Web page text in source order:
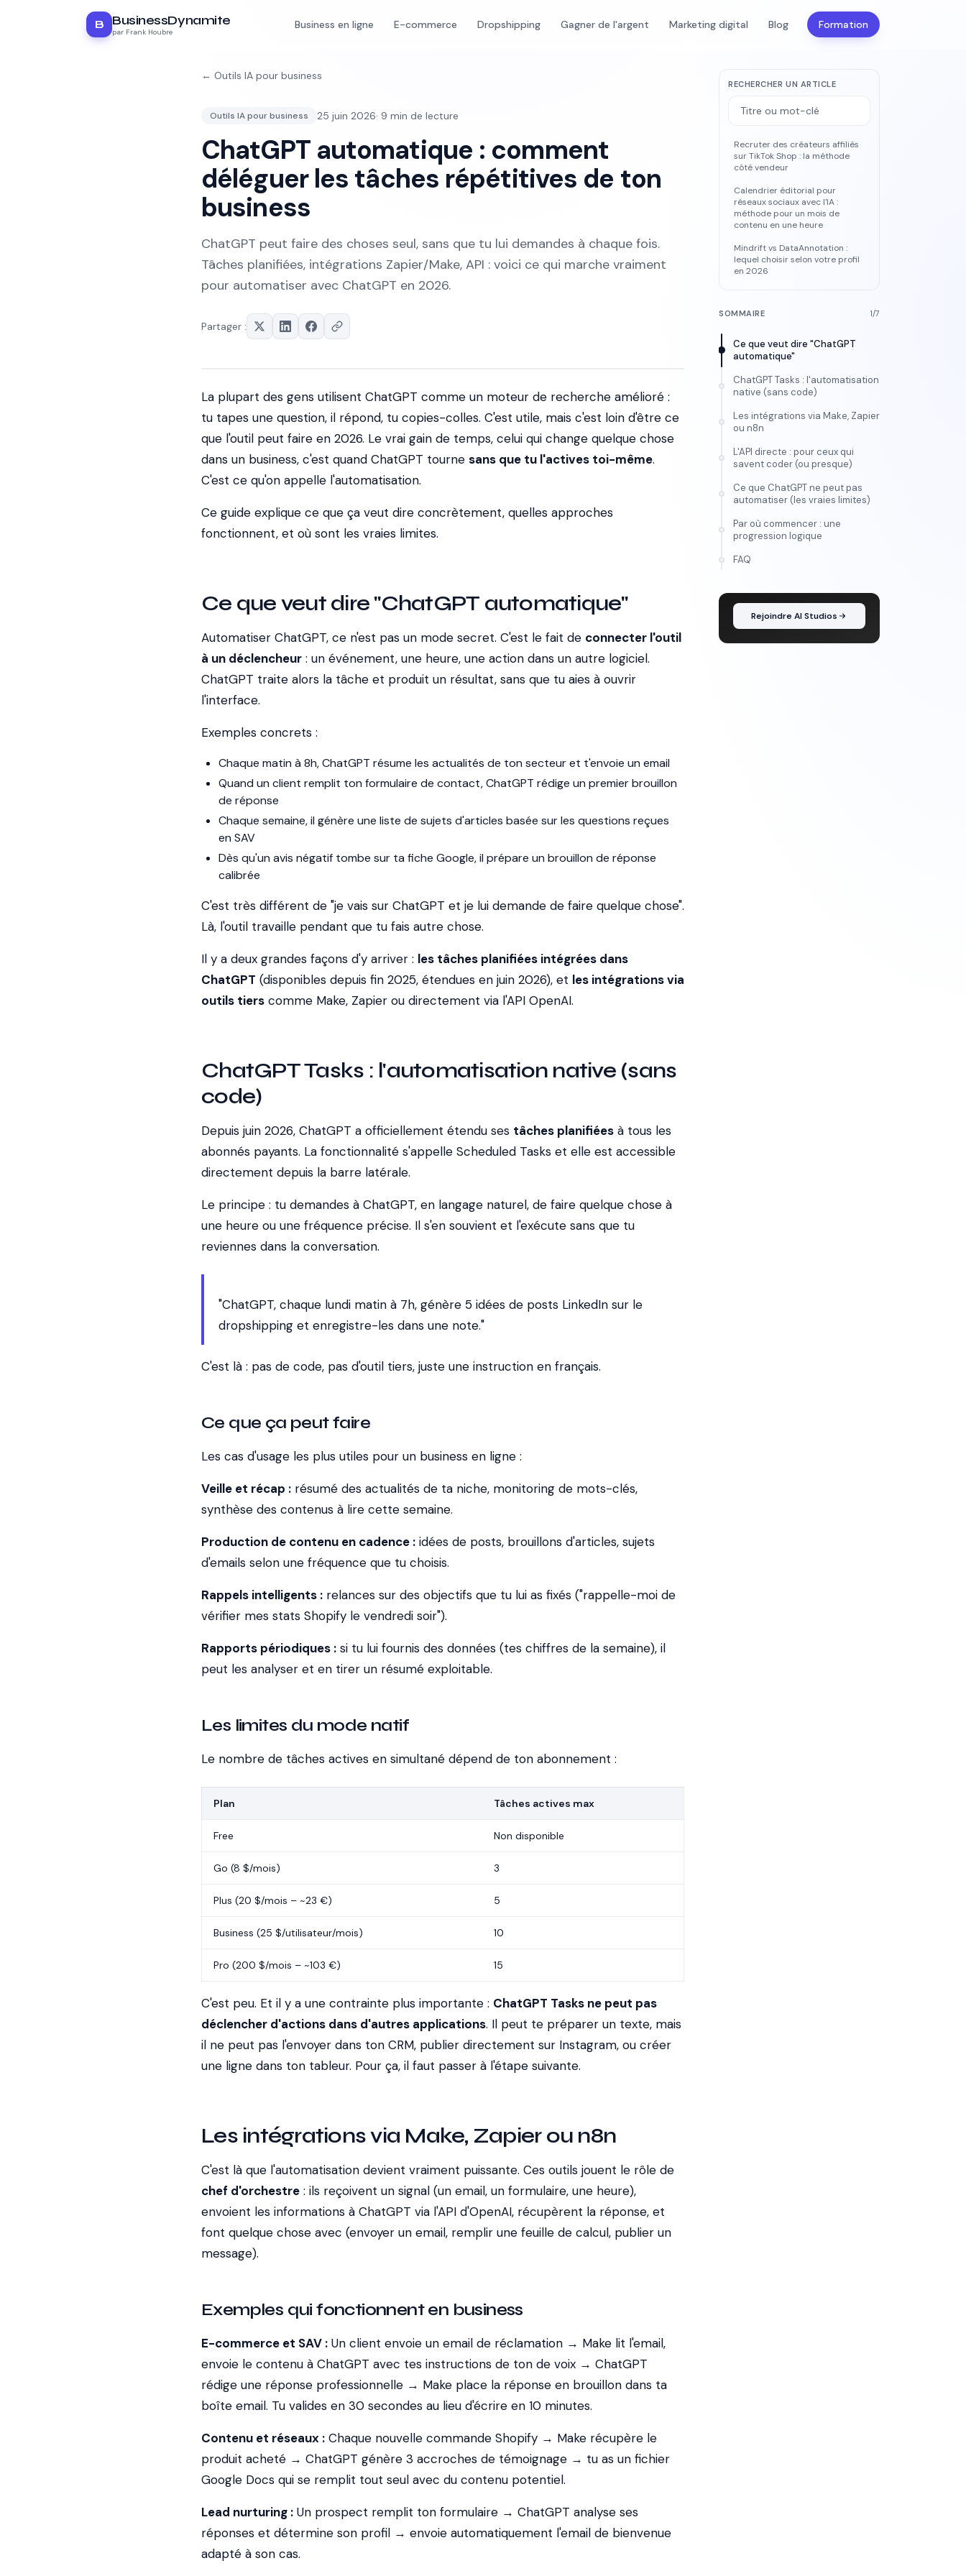
B BusinessDynamite
par Frank Houbre
Business en ligne E-commerce Dropshipping Gagner de l'argent Marketing digital Blog Formation
← Outils IA pour business
Outils IA pour business 25 juin 2026· 9 min de lecture
ChatGPT automatique : comment
déléguer les tâches répétitives de ton
business
ChatGPT peut faire des choses seul, sans que tu lui demandes à chaque fois.
Tâches planifiées, intégrations Zapier/Make, API : voici ce qui marche vraiment
pour automatiser avec ChatGPT en 2026.
Partager :
La plupart des gens utilisent ChatGPT comme un moteur de recherche amélioré :
tu tapes une question, il répond, tu copies-colles. C'est utile, mais c'est loin d'être ce
que l'outil peut faire en 2026. Le vrai gain de temps, celui qui change quelque chose
dans un business, c'est quand ChatGPT tourne sans que tu l'actives toi-même.
C'est ce qu'on appelle l'automatisation.
Ce guide explique ce que ça veut dire concrètement, quelles approches
fonctionnent, et où sont les vraies limites.
Ce que veut dire "ChatGPT automatique"
Automatiser ChatGPT, ce n'est pas un mode secret. C'est le fait de connecter l'outil
à un déclencheur : un événement, une heure, une action dans un autre logiciel.
ChatGPT traite alors la tâche et produit un résultat, sans que tu aies à ouvrir
l'interface.
Exemples concrets :
Chaque matin à 8h, ChatGPT résume les actualités de ton secteur et t'envoie un email
Quand un client remplit ton formulaire de contact, ChatGPT rédige un premier brouillon
de réponse
Chaque semaine, il génère une liste de sujets d'articles basée sur les questions reçues
en SAV
Dès qu'un avis négatif tombe sur ta fiche Google, il prépare un brouillon de réponse
calibrée
C'est très différent de "je vais sur ChatGPT et je lui demande de faire quelque chose".
Là, l'outil travaille pendant que tu fais autre chose.
Il y a deux grandes façons d'y arriver : les tâches planifiées intégrées dans
ChatGPT (disponibles depuis fin 2025, étendues en juin 2026), et les intégrations via
outils tiers comme Make, Zapier ou directement via l'API OpenAI.
ChatGPT Tasks : l'automatisation native (sans
code)
Depuis juin 2026, ChatGPT a officiellement étendu ses tâches planifiées à tous les
abonnés payants. La fonctionnalité s'appelle Scheduled Tasks et elle est accessible
directement depuis la barre latérale.
Le principe : tu demandes à ChatGPT, en langage naturel, de faire quelque chose à
une heure ou une fréquence précise. Il s'en souvient et l'exécute sans que tu
reviennes dans la conversation.
"ChatGPT, chaque lundi matin à 7h, génère 5 idées de posts LinkedIn sur le
dropshipping et enregistre-les dans une note."
C'est là : pas de code, pas d'outil tiers, juste une instruction en français.
Ce que ça peut faire
Les cas d'usage les plus utiles pour un business en ligne :
Veille et récap : résumé des actualités de ta niche, monitoring de mots-clés,
synthèse des contenus à lire cette semaine.
Production de contenu en cadence : idées de posts, brouillons d'articles, sujets
d'emails selon une fréquence que tu choisis.
Rappels intelligents : relances sur des objectifs que tu lui as fixés ("rappelle-moi de
vérifier mes stats Shopify le vendredi soir").
Rapports périodiques : si tu lui fournis des données (tes chiffres de la semaine), il
peut les analyser et en tirer un résumé exploitable.
Les limites du mode natif
Le nombre de tâches actives en simultané dépend de ton abonnement :
Plan Tâches actives max
Free Non disponible
Go (8 $/mois) 3
Plus (20 $/mois – ~23 €) 5
Business (25 $/utilisateur/mois) 10
Pro (200 $/mois – ~103 €) 15
C'est peu. Et il y a une contrainte plus importante : ChatGPT Tasks ne peut pas
déclencher d'actions dans d'autres applications. Il peut te préparer un texte, mais
il ne peut pas l'envoyer dans ton CRM, publier directement sur Instagram, ou créer
une ligne dans ton tableur. Pour ça, il faut passer à l'étape suivante.
Les intégrations via Make, Zapier ou n8n
C'est là que l'automatisation devient vraiment puissante. Ces outils jouent le rôle de
chef d'orchestre : ils reçoivent un signal (un email, un formulaire, une heure),
envoient les informations à ChatGPT via l'API d'OpenAI, récupèrent la réponse, et
font quelque chose avec (envoyer un email, remplir une feuille de calcul, publier un
message).
Exemples qui fonctionnent en business
E-commerce et SAV : Un client envoie un email de réclamation → Make lit l'email,
envoie le contenu à ChatGPT avec tes instructions de ton de voix → ChatGPT
rédige une réponse professionnelle → Make place la réponse en brouillon dans ta
boîte email. Tu valides en 30 secondes au lieu d'écrire en 10 minutes.
Contenu et réseaux : Chaque nouvelle commande Shopify → Make récupère le
produit acheté → ChatGPT génère 3 accroches de témoignage → tu as un fichier
Google Docs qui se remplit tout seul avec du contenu potentiel.
Lead nurturing : Un prospect remplit ton formulaire → ChatGPT analyse ses
réponses et détermine son profil → envoie automatiquement l'email de bienvenue
adapté à son cas.
RECHERCHER UN ARTICLE
Recruter des créateurs affiliés
sur TikTok Shop : la méthode
côté vendeur
Calendrier éditorial pour
réseaux sociaux avec l'IA :
méthode pour un mois de
contenu en une heure
Mindrift vs DataAnnotation :
lequel choisir selon votre profil
en 2026
SOMMAIRE 1/7
Ce que veut dire "ChatGPT
automatique"
ChatGPT Tasks : l'automatisation
native (sans code)
Les intégrations via Make, Zapier
ou n8n
L'API directe : pour ceux qui
savent coder (ou presque)
Ce que ChatGPT ne peut pas
automatiser (les vraies limites)
Par où commencer : une
progression logique
FAQ
Rejoindre AI Studios